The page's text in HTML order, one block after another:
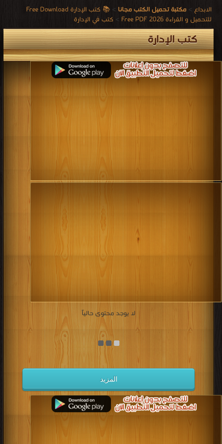
الابداع > مكتبة تحميل الكتب مجانا >
📚 كتب الإدارة Free Download
للتحميل و القراءة 2026 Free PDF
> كتب في الإدارة
كتب الإدارة
لا يوجد محتوى حالياً
المزيد